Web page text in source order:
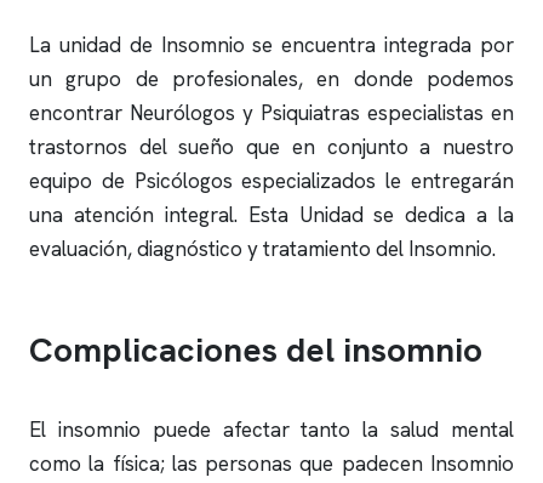
La unidad de Insomnio se encuentra integrada por
un grupo de profesionales, en donde podemos
encontrar Neurólogos y Psiquiatras especialistas en
trastornos del sueño que en conjunto a nuestro
equipo de Psicólogos especializados le entregarán
una atención integral. Esta Unidad se dedica a la
evaluación, diagnóstico y tratamiento del Insomnio.
Complicaciones del insomnio
El insomnio puede afectar tanto la salud mental
como la física; las personas que padecen Insomnio